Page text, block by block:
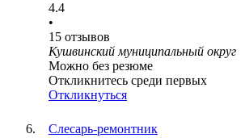
4.4
•
15 отзывов
Кушвинский муниципальный округ
Можно без резюме
Откликнитесь среди первых
Откликнуться
Слесарь-ремонтник